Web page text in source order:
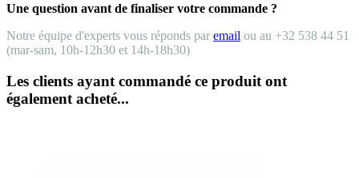
Une question avant de finaliser votre commande ?
Notre équipe d'experts vous réponds par email ou au +32 538 44 51
(mar-sam, 10h-12h30 et 14h-18h30)
Les clients ayant commandé ce produit ont
également acheté...